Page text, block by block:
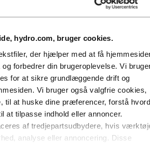
hydro.com, bruger cookies.
der hjælper med at få
forbedrer din brugeroplevelse. Vi
for at sikre grundlæggende drift og
Vi bruger også valgfrie cookies,
til at huske dine præferencer, forstå
at tilpasse indhold eller annoncer.
af tredjepartsudbydere, hvis
analyse eller annoncering. Disse